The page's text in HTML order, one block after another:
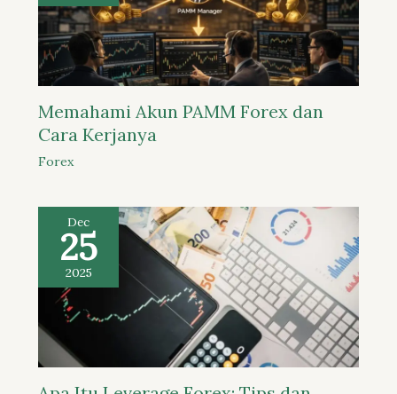
Memahami Akun PAMM Forex dan
Cara Kerjanya
Forex
Dec
25
2025